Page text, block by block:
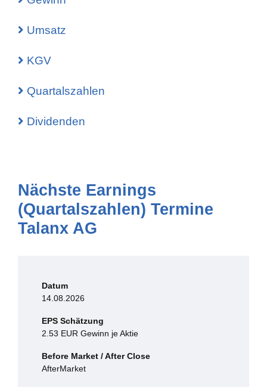
Umsatz
KGV
Quartalszahlen
Dividenden
Nächste Earnings
(Quartalszahlen) Termine
Talanx AG
Datum
14.08.2026
EPS Schätzung
2.53 EUR Gewinn je Aktie
Before Market / After Close
AfterMarket